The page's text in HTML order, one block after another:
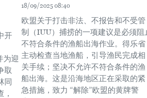
开
为迎
取
同
18/09/2025 08:40
欧盟关于打击非法、不报告和不受管
制（IUU）捕捞的一项建议是必须阻
不符合条件的渔船出海作业。得乐省
主动检查当地渔船，引导渔民完成相
关手续；坚决不允许不符合条件的渔
船出海。这是沿海地区正在采取的紧
急措施，致力 “解除”欧盟的黄牌警